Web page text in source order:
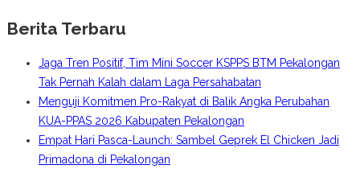
Berita Terbaru
Jaga Tren Positif, Tim Mini Soccer KSPPS BTM Pekalongan
Tak Pernah Kalah dalam Laga Persahabatan
Menguji Komitmen Pro-Rakyat di Balik Angka Perubahan
KUA-PPAS 2026 Kabupaten Pekalongan
Empat Hari Pasca-Launch: Sambel Geprek El Chicken Jadi
Primadona di Pekalongan